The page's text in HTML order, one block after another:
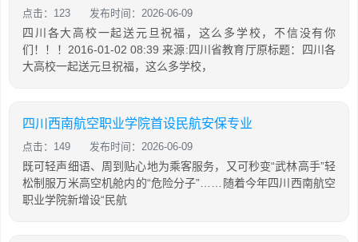
点击：123 发布时间：2026-06-09
四川各大高校一起送元旦祝福，这么多学校，不信没有你
们！！！2016-01-02 08:39 来源:四川省教育厅原标题：四川各
大高校一起送元旦祝福，这么多学校，
四川西南航空职业学院首设民航安保专业
点击：149 发布时间：2026-06-09
既可轻声细语、周到贴心地为乘客服务，又可秒变“武林高手”轻
松制服万米高空机舱内的“危险分子”……随着今年四川西南航空
职业学院新增设“民航